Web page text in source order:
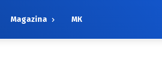
Magazina МК